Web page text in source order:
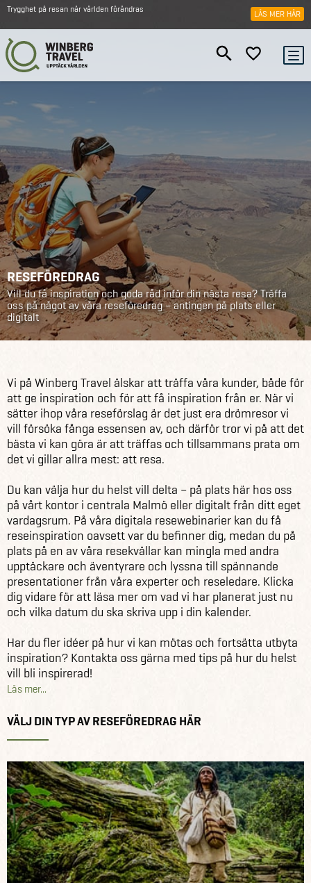
Trygghet på resan när världen förändras LÄS MER HÄR
RESEFÖREDRAG
Vill du få inspiration och goda råd inför din nästa resa? Träffa
oss på något av våra reseföredrag – antingen på plats eller
digitalt
Vi på Winberg Travel älskar att träffa våra kunder, både för
att ge inspiration och för att få inspiration från er. När vi
sätter ihop våra reseförslag är det just era drömresor vi
vill försöka fånga essensen av, och därför tror vi på att det
bästa vi kan göra är att träffas och tillsammans prata om
det vi gillar allra mest: att resa.
Du kan välja hur du helst vill delta – på plats här hos oss
på vårt kontor i centrala Malmö eller digitalt från ditt eget
vardagsrum. På våra digitala resewebinarier kan du få
reseinspiration oavsett var du befinner dig, medan du på
plats på en av våra resekvällar kan mingla med andra
upptäckare och äventyrare och lyssna till spännande
presentationer från våra experter och reseledare. Klicka
dig vidare för att läsa mer om vad vi har planerat just nu
och vilka datum du ska skriva upp i din kalender.
Har du fler idéer på hur vi kan mötas och fortsätta utbyta
inspiration? Kontakta oss gärna med tips på hur du helst
vill bli inspirerad!
Läs mer...
VÄLJ DIN TYP AV RESEFÖREDRAG HÄR